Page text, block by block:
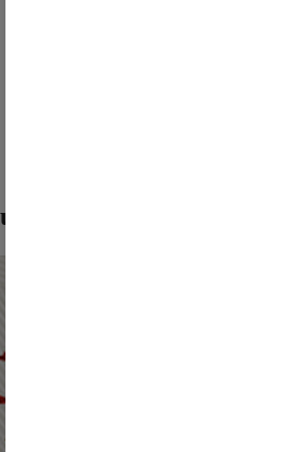
tulostus käsityöt